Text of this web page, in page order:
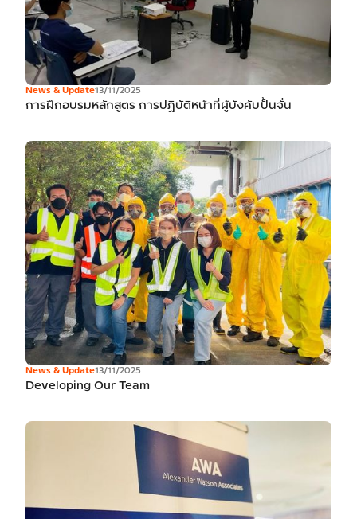
News & Update13/11/2025
การฝึกอบรมหลักสูตร การปฏิบัติหน้าที่ผู้บังคับปั้นจั่น
News & Update13/11/2025
Developing Our Team